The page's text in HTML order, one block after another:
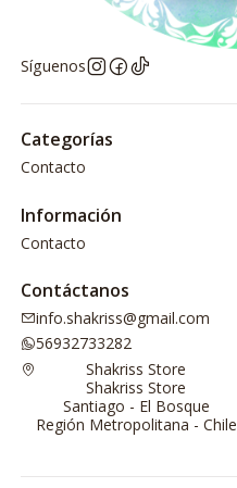
Síguenos
Categorías
Contacto
Información
Contacto
Contáctanos
info.shakriss@gmail.com
56932733282
Shakriss Store
Shakriss Store
Santiago - El Bosque
Región Metropolitana - Chile